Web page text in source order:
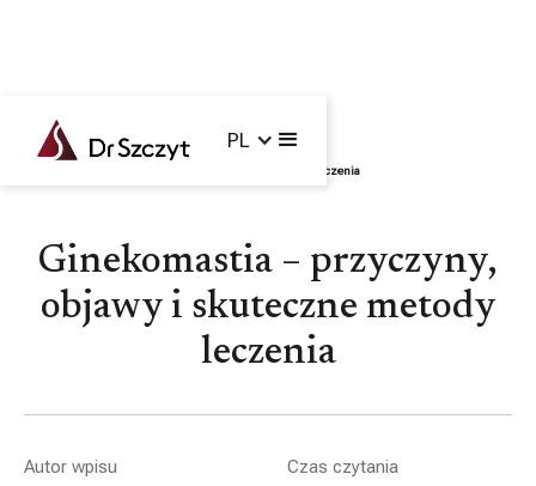
PL
Główna / Blog /Sylwetka/
Ginekomastia – przyczyny, objawy i skuteczne metody leczenia
Ginekomastia – przyczyny,
objawy i skuteczne metody
leczenia
Autor wpisu Czas czytania